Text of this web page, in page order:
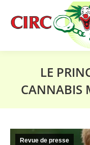
LE
CANNABIS
Revue de presse